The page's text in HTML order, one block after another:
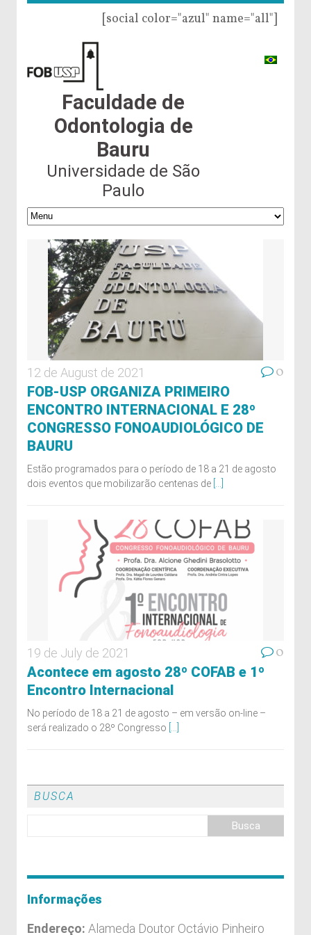
[social color="azul" name="all"]
Faculdade de
Odontologia de
Bauru
Universidade de São
Paulo
12 de August de 2021 0
FOB-USP ORGANIZA PRIMEIRO
ENCONTRO INTERNACIONAL E 28º
CONGRESSO FONOAUDIOLÓGICO DE
BAURU
Estão programados para o período de 18 a 21 de agosto
dois eventos que mobilizarão centenas de
19 de July de 2021 0
Acontece em agosto 28º COFAB e 1º
Encontro Internacional
No período de 18 a 21 de agosto – em versão on-line –
será realizado o 28º Congresso
BUSCA
Informações
Endereço: Alameda Doutor Octávio Pinheiro